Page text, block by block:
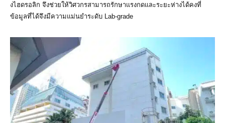
งไฮดรอลิก จึงช่วยให้วิศวกรสามารถรักษาแรงกดและระยะห่างได้คงที่
ข้อมูลที่ได้จึงมีความแม่นยำระดับ Lab-grade